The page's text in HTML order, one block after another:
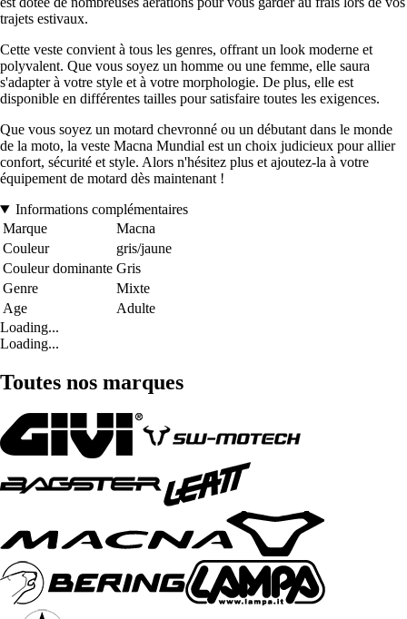
trajets estivaux.
Cette veste convient à tous les genres, offrant un look moderne et
polyvalent. Que vous soyez un homme ou une femme, elle saura
s'adapter à votre style et à votre morphologie. De plus, elle est
disponible en différentes tailles pour satisfaire toutes les exigences.
Que vous soyez un motard chevronné ou un débutant dans le monde
de la moto, la veste Macna Mundial est un choix judicieux pour allier
confort, sécurité et style. Alors n'hésitez plus et ajoutez-la à votre
équipement de motard dès maintenant !
Informations complémentaires
Marque
Macna
Couleur
gris/jaune
Couleur dominante Gris
Genre
Mixte
Age
Adulte
Loading...
Loading...
Toutes nos marques